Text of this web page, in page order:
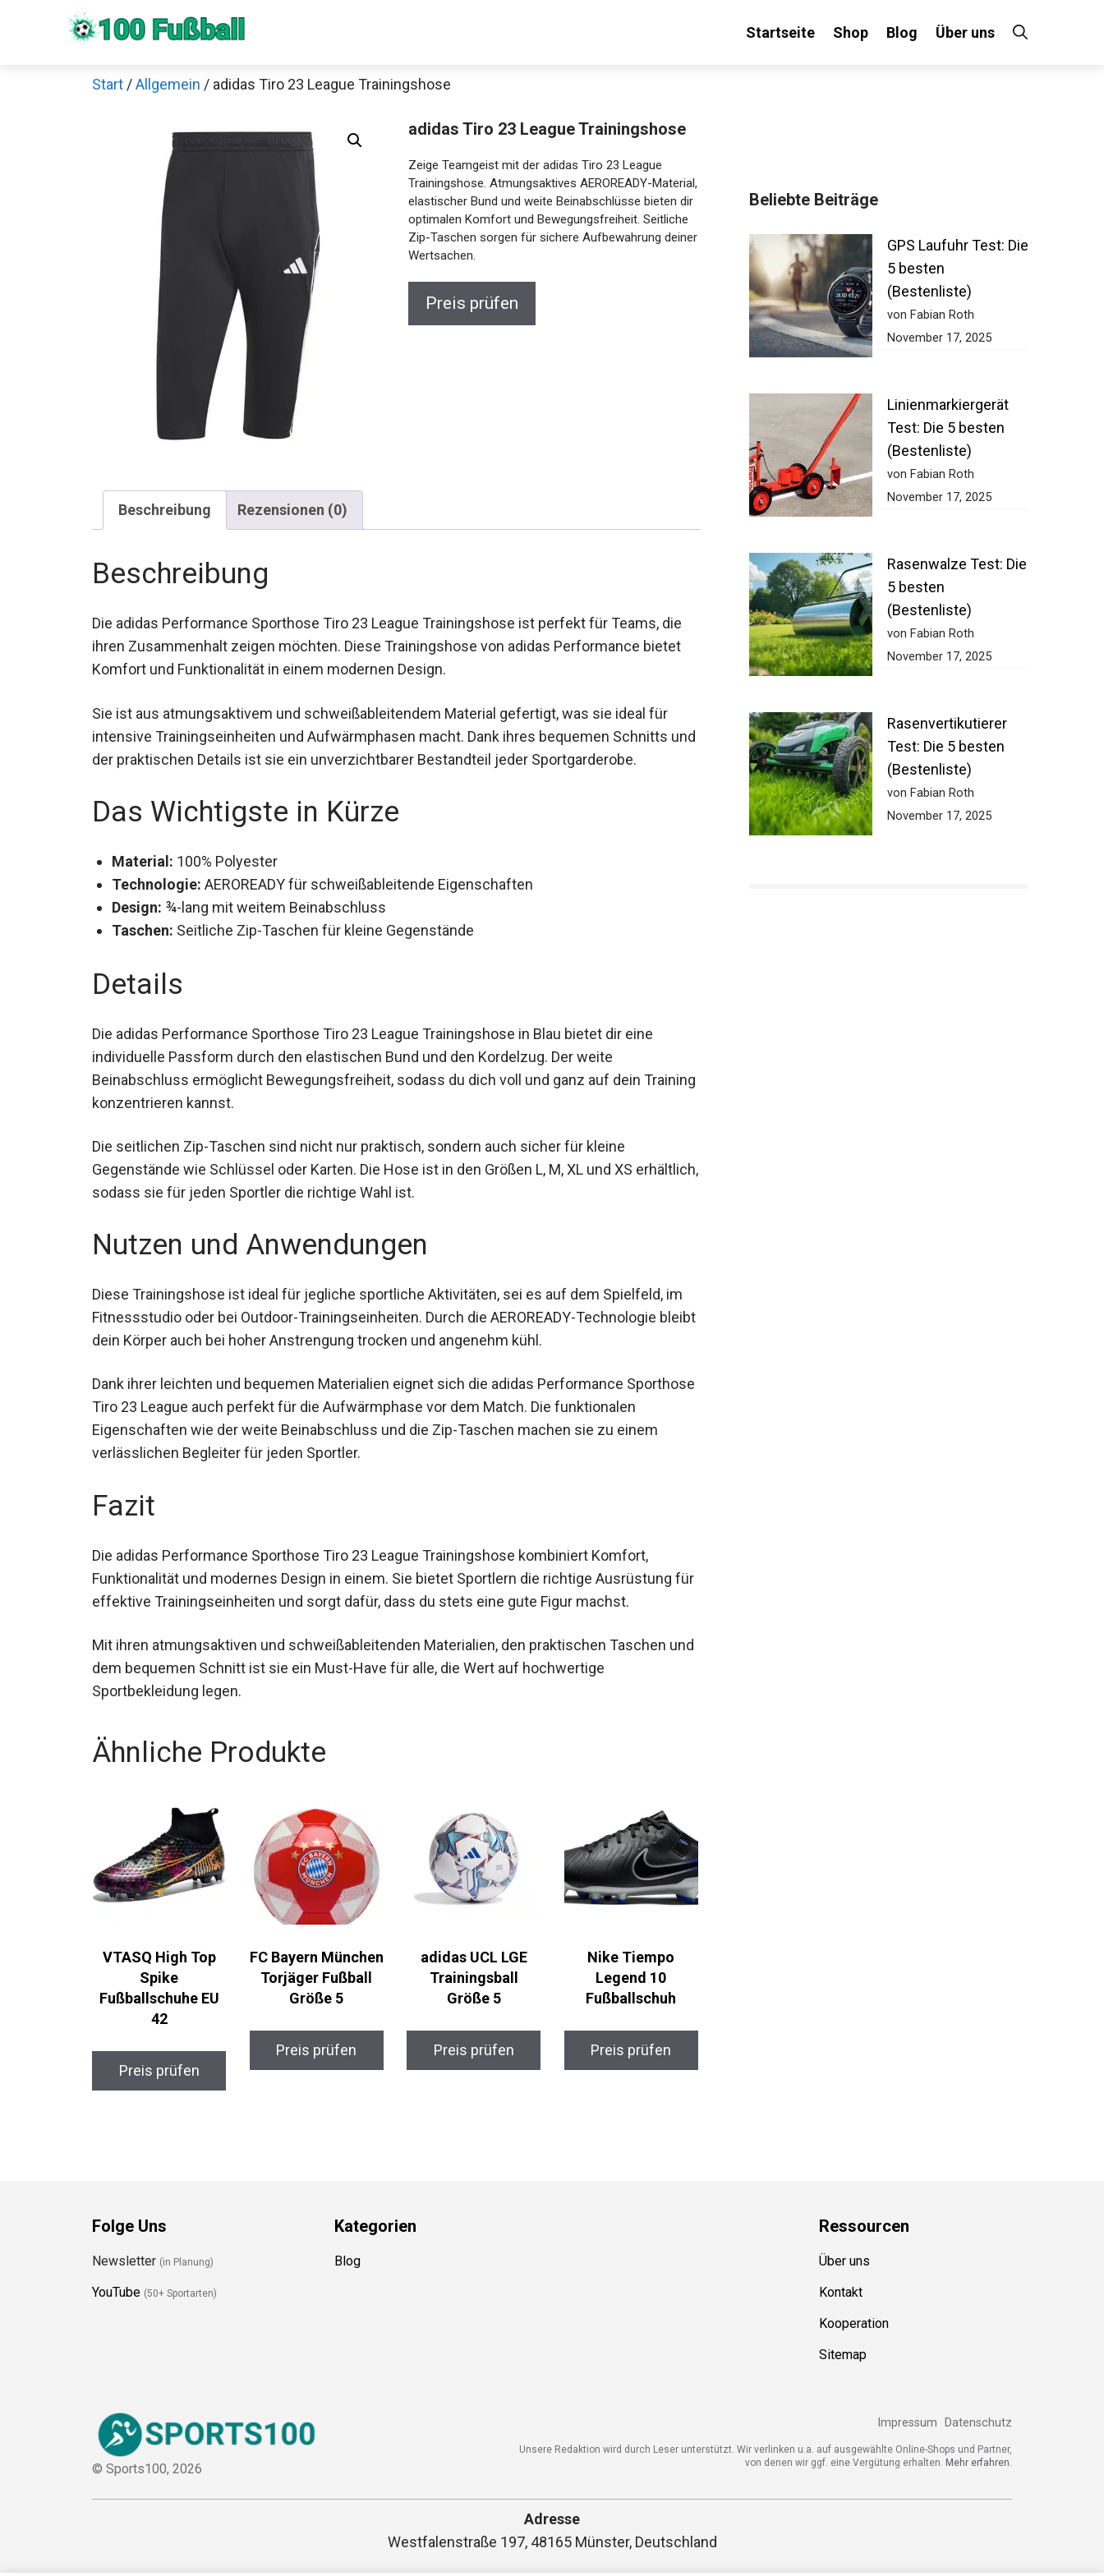
Startseite Shop Blog Über uns
Start /Allgemein / adidas Tiro 23 League Trainingshose
adidas Tiro 23 League Trainingshose
Zeige Teamgeist mit der adidas Tiro 23 League
Trainingshose. Atmungsaktives AEROREADY-
Material, elastischer Bund und weite Beinabschlüsse
bieten dir optimalen Komfort und Bewegungsfreiheit.
Seitliche Zip-Taschen sorgen für sichere
Aufbewahrung deiner Wertsachen.
Preis prüfen
Beschreibung Rezensionen (0)
Beschreibung
Die adidas Performance Sporthose Tiro 23 League Trainingshose ist perfekt für Teams, die
ihren Zusammenhalt zeigen möchten. Diese Trainingshose von adidas Performance bietet
Komfort und Funktionalität in einem modernen Design.
Sie ist aus atmungsaktivem und schweißableitendem Material gefertigt, was sie ideal für
intensive Trainingseinheiten und Aufwärmphasen macht. Dank ihres bequemen Schnitts
und der praktischen Details ist sie ein unverzichtbarer Bestandteil jeder Sportgarderobe.
Das Wichtigste in Kürze
Material: 100% Polyester
Technologie: AEROREADY für schweißableitende Eigenschaften
Design: ¾-lang mit weitem Beinabschluss
Taschen: Seitliche Zip-Taschen für kleine Gegenstände
Details
Die adidas Performance Sporthose Tiro 23 League Trainingshose in Blau bietet dir eine
individuelle Passform durch den elastischen Bund und den Kordelzug. Der weite
Beinabschluss ermöglicht Bewegungsfreiheit, sodass du dich voll und ganz auf dein
Training konzentrieren kannst.
Die seitlichen Zip-Taschen sind nicht nur praktisch, sondern auch sicher für kleine
Gegenstände wie Schlüssel oder Karten. Die Hose ist in den Größen L, M, XL und XS
erhältlich, sodass sie für jeden Sportler die richtige Wahl ist.
Nutzen und Anwendungen
Diese Trainingshose ist ideal für jegliche sportliche Aktivitäten, sei es auf dem Spielfeld, im
Fitnessstudio oder bei Outdoor-Trainingseinheiten. Durch die AEROREADY-Technologie
bleibt dein Körper auch bei hoher Anstrengung trocken und angenehm kühl.
Dank ihrer leichten und bequemen Materialien eignet sich die adidas Performance
Sporthose Tiro 23 League auch perfekt für die Aufwärmphase vor dem Match. Die
funktionalen Eigenschaften wie der weite Beinabschluss und die Zip-Taschen machen sie
zu einem verlässlichen Begleiter für jeden Sportler.
Fazit
Die adidas Performance Sporthose Tiro 23 League Trainingshose kombiniert Komfort,
Funktionalität und modernes Design in einem. Sie bietet Sportlern die richtige Ausrüstung
für effektive Trainingseinheiten und sorgt dafür, dass du stets eine gute Figur machst.
Mit ihren atmungsaktiven und schweißableitenden Materialien, den praktischen Taschen
und dem bequemen Schnitt ist sie ein Must-Have für alle, die Wert auf hochwertige
Sportbekleidung legen.
Ähnliche Produkte
VTASQ High Top
Spike
Fußballschuhe EU
42
Preis prüfen
FC Bayern
München Torjäger
Fußball Größe 5
Preis prüfen
adidas UCL LGE
Trainingsball
Größe 5
Preis prüfen
Nike Tiempo
Legend 10
Fußballschuh
Preis prüfen
Beliebte Beiträge
GPS Laufuhr Test:
Die 5 besten
(Bestenliste)
von Fabian Roth
November 17, 2025
Linienmarkiergerät
Test: Die 5 besten
(Bestenliste)
von Fabian Roth
November 17, 2025
Rasenwalze Test:
Die 5 besten
(Bestenliste)
von Fabian Roth
November 17, 2025
Rasenvertikutierer
Test: Die 5 besten
(Bestenliste)
von Fabian Roth
November 17, 2025
Folge Uns
Newsletter (in Planung)
YouTube (50+ Sportarten)
Kategorien
Blog
Ressourcen
Über uns
Kontakt
Kooperation
Sitemap
© Sports100, 2026
Impressum Datenschutz
Unsere Redaktion wird durch Leser unterstützt. Wir verlinken u.a. auf ausgewählte Online-Shops und Partner,
von denen wir ggf. eine Vergütung erhalten.Mehr erfahren.
Adresse
Westfalenstraße 197, 48165 Münster, Deutschland